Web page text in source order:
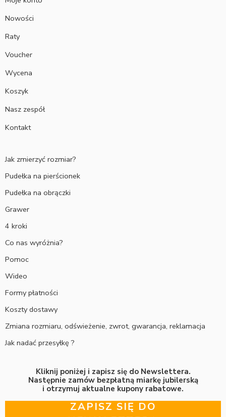
Nowości
Raty
Voucher
Wycena
Koszyk
Nasz zespół
Kontakt
Jak zmierzyć rozmiar?
Pudełka na pierścionek
Pudełka na obrączki
Grawer
4 kroki
Co nas wyróżnia?
Pomoc
Wideo
Formy płatności
Koszty dostawy
Zmiana rozmiaru, odświeżenie, zwrot, gwarancja, reklamacja
Jak nadać przesyłkę ?
Kliknij poniżej i zapisz się do Newslettera.
Następnie zamów bezpłatną miarkę jubilerską
i otrzymuj aktualne kupony rabatowe.
ZAPISZ SIĘ DO